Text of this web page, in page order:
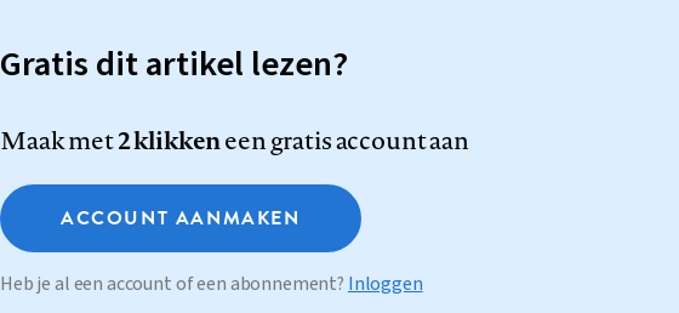
Gratis dit artikel lezen?
Maak met2 klikkeneen gratis account aan
ACCOUNT AANMAKEN
Heb je al een account of een abonnement? Inloggen